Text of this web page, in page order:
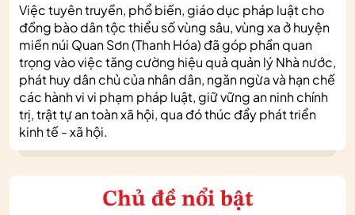
Việc tuyên truyền, phổ biến, giáo dục pháp luật cho
đồng bào dân tộc thiểu số vùng sâu, vùng xa ở huyện
miền núi Quan Sơn (Thanh Hóa) đã góp phần quan
trọng vào việc tăng cường hiệu quả quản lý Nhà nước,
phát huy dân chủ của nhân dân, ngăn ngừa và hạn chế
các hành vi vi phạm pháp luật, giữ vững an ninh chính
trị, trật tự an toàn xã hội, qua đó thúc đẩy phát triển
kinh tế - xã hội.
Chủ đề nổi bật